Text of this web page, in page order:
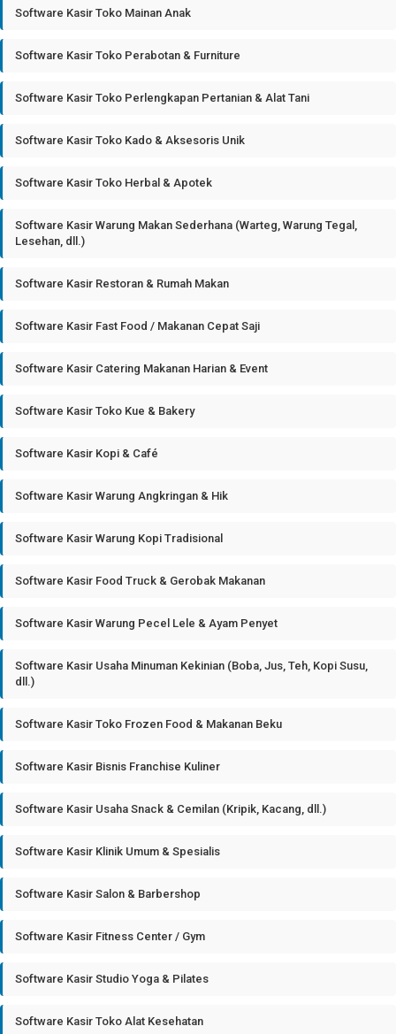
Software Kasir Toko Mainan Anak
Software Kasir Toko Perabotan & Furniture
Software Kasir Toko Perlengkapan Pertanian & Alat Tani
Software Kasir Toko Kado & Aksesoris Unik
Software Kasir Toko Herbal & Apotek
Software Kasir Warung Makan Sederhana (Warteg, Warung Tegal,
Lesehan, dll.)
Software Kasir Restoran & Rumah Makan
Software Kasir Fast Food / Makanan Cepat Saji
Software Kasir Catering Makanan Harian & Event
Software Kasir Toko Kue & Bakery
Software Kasir Kopi & Café
Software Kasir Warung Angkringan & Hik
Software Kasir Warung Kopi Tradisional
Software Kasir Food Truck & Gerobak Makanan
Software Kasir Warung Pecel Lele & Ayam Penyet
Software Kasir Usaha Minuman Kekinian (Boba, Jus, Teh, Kopi Susu,
dll.)
Software Kasir Toko Frozen Food & Makanan Beku
Software Kasir Bisnis Franchise Kuliner
Software Kasir Usaha Snack & Cemilan (Kripik, Kacang, dll.)
Software Kasir Klinik Umum & Spesialis
Software Kasir Salon & Barbershop
Software Kasir Fitness Center / Gym
Software Kasir Studio Yoga & Pilates
Software Kasir Toko Alat Kesehatan